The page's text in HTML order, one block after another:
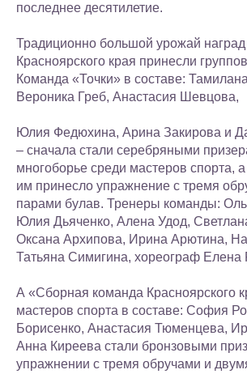
последнее десятилетие.
Традиционно большой урожай
Красноярского края принесли
Команда «Точки» в составе:
Вероника Греб, Анастасия Шевцова,
Юлия Федюхина, Арина Закирова и
– сначала стали серебряными
многоборье среди мастеров спорта,
им принесло упражнение с тремя
парами булав. Тренеры команды:
Юлия Дьяченко, Алена Удод,
Оксана Архипова, Ирина Арютина,
Татьяна Симигина, хореограф Елена
А «Сборная команда Красноярского
мастеров спорта в составе: София
Борисенко, Анастасия Тюменцева,
Анна Киреева стали бронзовыми
упражнении с тремя обручами и